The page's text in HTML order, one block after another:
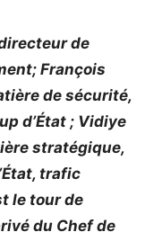
de
François
de sécurité,
d’État ; Vidiye
stratégique,
trafic
le tour de
du Chef de